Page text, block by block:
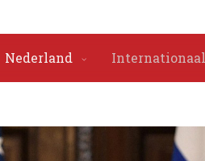
Nederland Internationaal